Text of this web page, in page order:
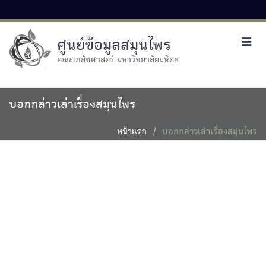
ศูนย์ข้อมูลสมุนไพร
คณะเภสัชศาสตร์ มหาวิทยาลัยมหิดล
บอกกล่าวเล่าเรื่องสมุนไพร
หน้าแรก บอกกล่าวเล่าเรื่องสมุนไพร